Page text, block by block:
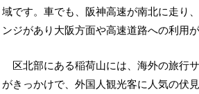
域です。車でも、阪神高速が南北に走り
ンジがあり大阪方面や高速道路への利用が
区北部にある稲荷山には、海外の旅行
がきっかけで、外国人観光客に人気の伏